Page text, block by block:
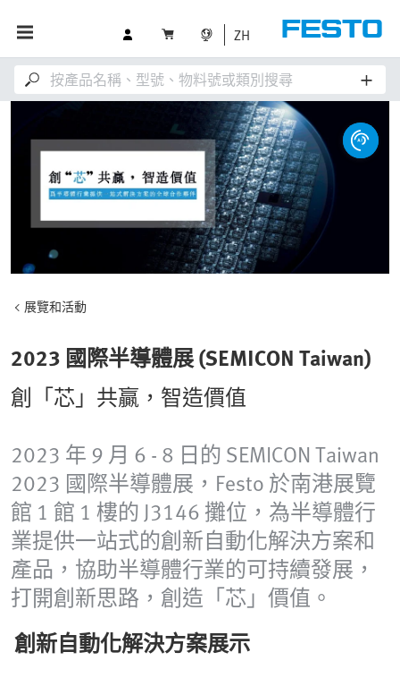
ZH
展覽和活動
2023 國際半導體展 (SEMICON Taiwan)
創「芯」共贏，智造價值
2023 年 9 月 6 - 8 日的 SEMICON Taiwan
2023 國際半導體展，Festo 於南港展覽
館 1 館 1 樓的 J3146 攤位，為半導體行
業提供一站式的創新自動化解決方案和
產品，協助半導體行業的可持續發展，
打開創新思路，創造「芯」價值。
創新自動化解決方案展示